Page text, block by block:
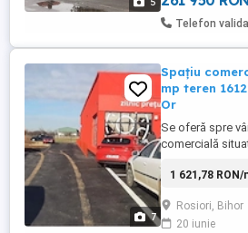
Telefon
7
Spațiu
mp teren
Or
Se oferă spre
comercială
vizibilitate
dintre cele mai
supermarketuri
1 621,78 RON/
Rosiori, Bihor
20 iunie